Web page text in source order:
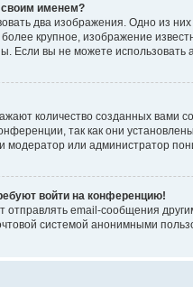
своим именем?
два изображения. Одно из
крупное, изображение
Если вы не можете
количество созданных вами
так как они
или администратор
войти на конференцию!
отправлять email-сообщения
системой анонимными